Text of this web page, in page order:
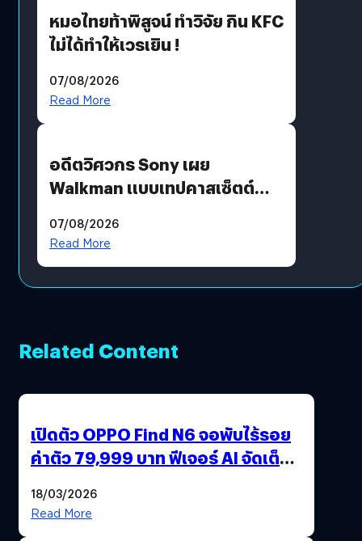
หมอไทยท้าพิสูจน์ ทำวิจัย กิน KFC
ไม่ได้ทำให้เวรเยิน !
07/08/2026
Read More
อดีตวิศวกร Sony เผย
Walkman แบบเทปคาสเซ็ตต์
07/08/2026
Read More
Related Content
เปิดตัว OPPO Find N6 จอพับไร้รอย
ค่าตัว 79,999 บาท ฟีเจอร์ AI จัดเต็ม
18/03/2026
Read More